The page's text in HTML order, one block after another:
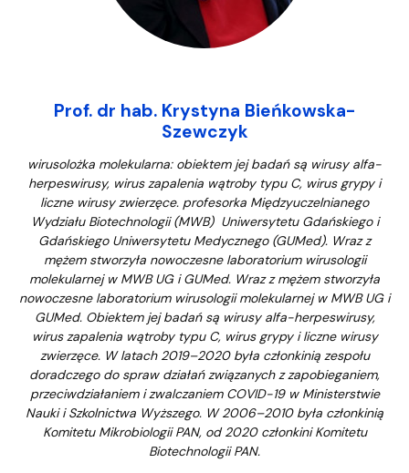
Prof. dr hab. Krystyna Bieńkowska-
Szewczyk
wirusolożka molekularna: obiektem jej badań są wirusy alfa-
herpeswirusy, wirus zapalenia wątroby typu C, wirus grypy i
liczne wirusy zwierzęce. profesorka Międzyuczelnianego
Wydziału Biotechnologii (MWB) Uniwersytetu Gdańskiego i
Gdańskiego Uniwersytetu Medycznego (GUMed). Wraz z
mężem stworzyła nowoczesne laboratorium wirusologii
molekularnej w MWB UG i GUMed. Wraz z mężem stworzyła
nowoczesne laboratorium wirusologii molekularnej w MWB UG i
GUMed. Obiektem jej badań są wirusy alfa-herpeswirusy,
wirus zapalenia wątroby typu C, wirus grypy i liczne wirusy
zwierzęce. W latach 2019–2020 była członkinią zespołu
doradczego do spraw działań związanych z zapobieganiem,
przeciwdziałaniem i zwalczaniem COVID-19 w Ministerstwie
Nauki i Szkolnictwa Wyższego. W 2006–2010 była członkinią
Komitetu Mikrobiologii PAN, od 2020 członkini Komitetu
Biotechnologii PAN.